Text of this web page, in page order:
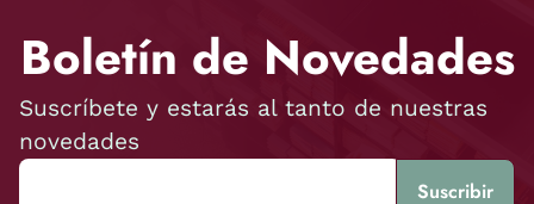
Boletín de Novedades
Suscríbete y estarás al tanto de nuestras
novedades